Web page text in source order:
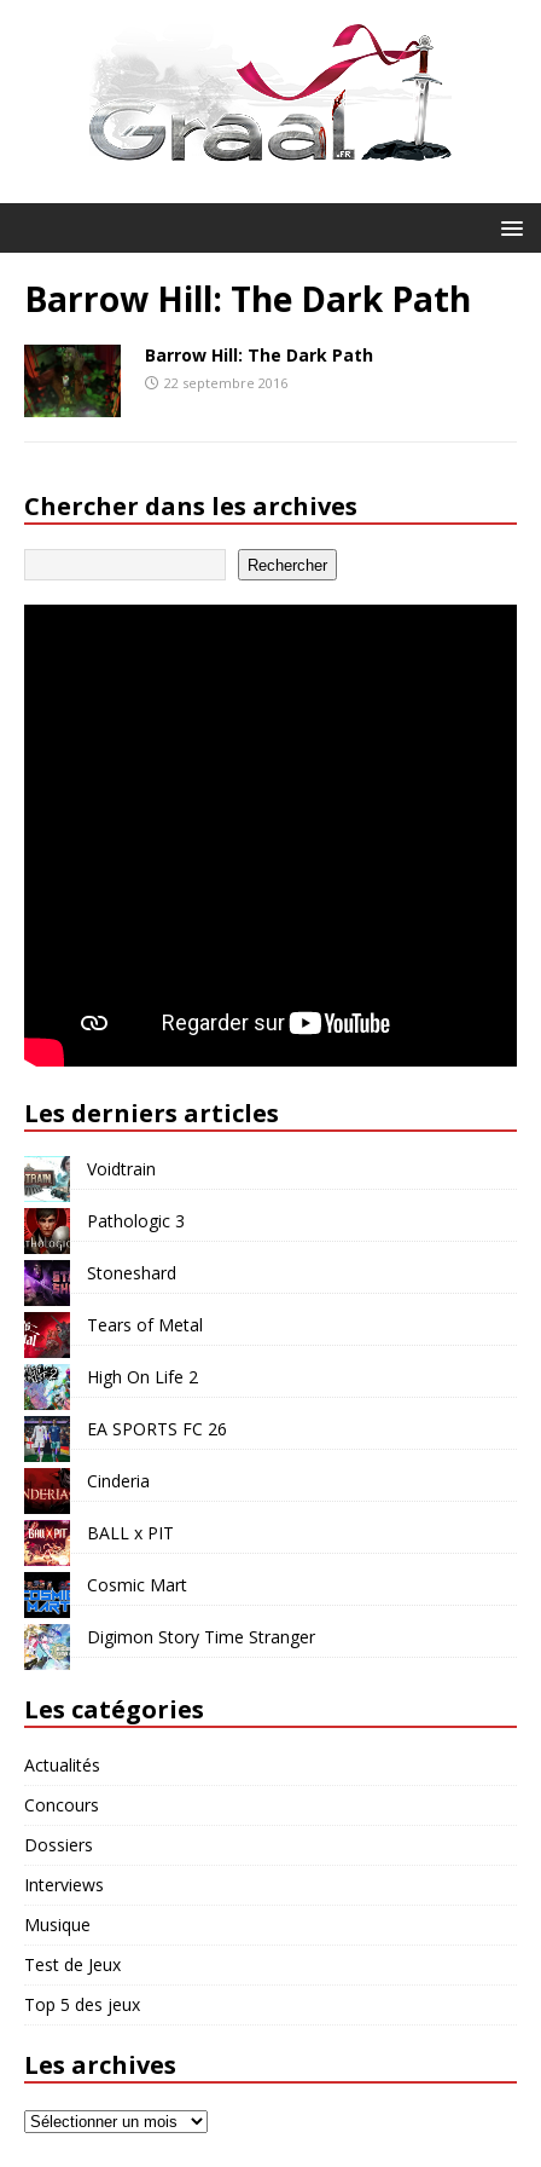
Barrow Hill: The Dark Path
Barrow Hill: The Dark Path
22 septembre 2016
Chercher dans les archives
Rechercher
Les derniers articles
Voidtrain
Pathologic 3
Stoneshard
Tears of Metal
High On Life 2
EA SPORTS FC 26
Cinderia
BALL x PIT
Cosmic Mart
Digimon Story Time Stranger
Les catégories
Actualités
Concours
Dossiers
Interviews
Musique
Test de Jeux
Top 5 des jeux
Les archives